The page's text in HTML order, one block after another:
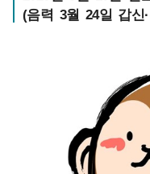
(음력 3월 24일 갑신